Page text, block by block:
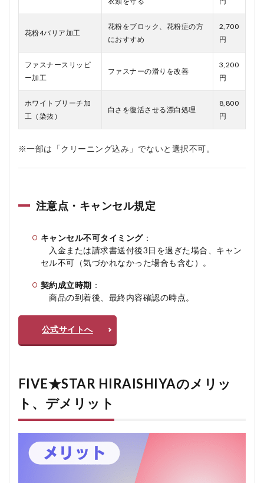
花粉4バリア加工
花粉をブロック、花粉症の方
におすすめ
2,700
円
ファスナースリッピ
ー加工
ファスナーの滑りを改善
3,200
円
ホワイトブリーチ加
工（染抜）
白さを復活させる漂白処理
8,800
円
※一部は「クリーニング込み」でないと選択不可。
注意点・キャンセル規定
キャンセル不可タイミング：
入金または請求書送付後3日を過ぎた場合、キャン
セル不可（気づかれなかった場合も含む）。
契約成立時期 ：
商品の到着後、最終内容確認の時点。
公式サイトへ
FIVE★STAR HIRAISHIYAのメリッ
ト、デメリット